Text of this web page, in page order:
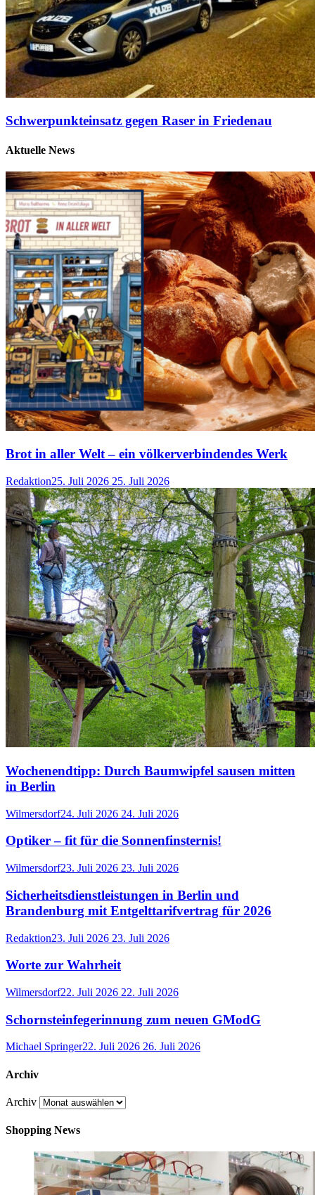
Schwerpunkteinsatz gegen Raser in Friedenau
Aktuelle News
Brot in aller Welt – ein völkerverbindendes Werk
Redaktion25. Juli 2026 25. Juli 2026
Wochenendtipp: Durch Baumwipfel sausen mitten
in Berlin
Wilmersdorf24. Juli 2026 24. Juli 2026
Optiker – fit für die Sonnenfinsternis!
Wilmersdorf23. Juli 2026 23. Juli 2026
Sicherheitsdienstleistungen in Berlin und
Brandenburg mit Entgelttarifvertrag für 2026
Redaktion23. Juli 2026 23. Juli 2026
Worte zur Wahrheit
Wilmersdorf22. Juli 2026 22. Juli 2026
Schornsteinfegerinnung zum neuen GModG
Michael Springer22. Juli 2026 26. Juli 2026
Archiv
Archiv
Shopping News